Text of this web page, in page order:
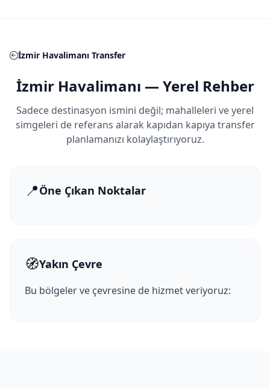
İzmir Havalimanı Transfer
İzmir Havalimanı — Yerel Rehber
Sadece destinasyon ismini değil; mahalleleri ve yerel
simgeleri de referans alarak kapıdan kapıya transfer
planlamanızı kolaylaştırıyoruz.
📍Öne Çıkan Noktalar
🧭Yakın Çevre
Bu bölgeler ve çevresine de hizmet veriyoruz: